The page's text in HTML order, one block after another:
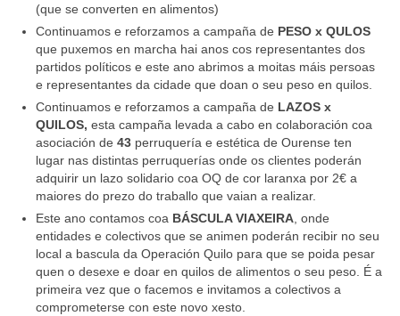
(que se converten en alimentos)
Continuamos e reforzamos a campaña de PESO x QULOS
que puxemos en marcha hai anos cos representantes dos
partidos políticos e este ano abrimos a moitas máis persoas
e representantes da cidade que doan o seu peso en quilos.
Continuamos e reforzamos a campaña de LAZOS x
QUILOS, esta campaña levada a cabo en colaboración coa
asociación de 43 perruquería e estética de Ourense ten
lugar nas distintas perruquerías onde os clientes poderán
adquirir un lazo solidario coa OQ de cor laranxa por 2€ a
maiores do prezo do traballo que vaian a realizar.
Este ano contamos coa BÁSCULA VIAXEIRA , onde
entidades e colectivos que se animen poderán recibir no seu
local a bascula da Operación Quilo para que se poida pesar
quen o desexe e doar en quilos de alimentos o seu peso. É a
primeira vez que o facemos e invitamos a colectivos a
comprometerse con este novo xesto.